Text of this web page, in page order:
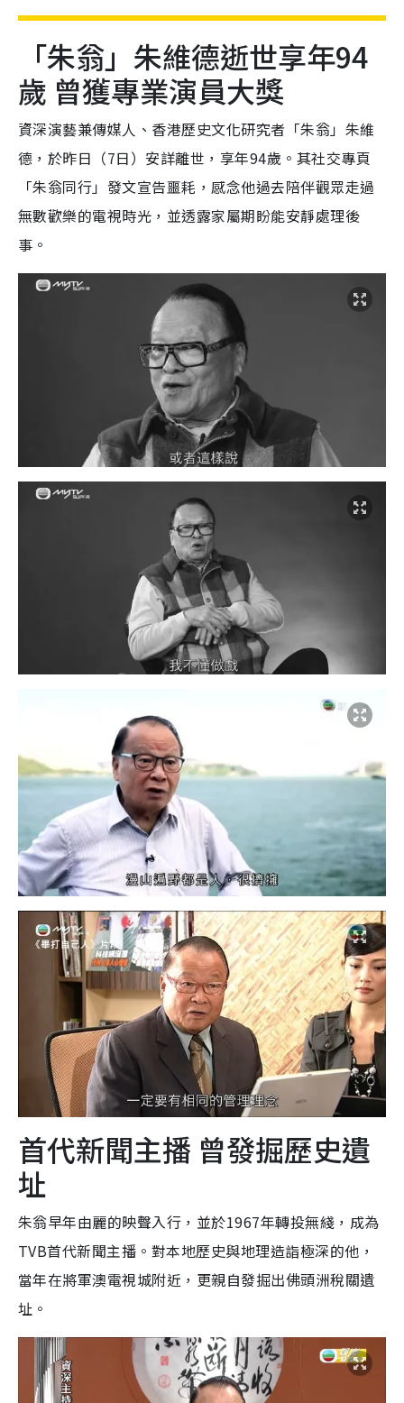
「朱翁」朱維德逝世享年94
歲 曾獲專業演員大獎
資深演藝兼傳媒人、香港歷史文化研究者「朱翁」朱維
德，於昨日（7日）安詳離世，享年94歲。其社交專頁
「朱翁同行」發文宣告噩耗，感念他過去陪伴觀眾走過
無數歡樂的電視時光，並透露家屬期盼能安靜處理後
事。
首代新聞主播 曾發掘歷史遺
址
朱翁早年由麗的映聲入行，並於1967年轉投無綫，成為
TVB首代新聞主播。對本地歷史與地理造詣極深的他，
當年在將軍澳電視城附近，更親自發掘出佛頭洲稅關遺
址。